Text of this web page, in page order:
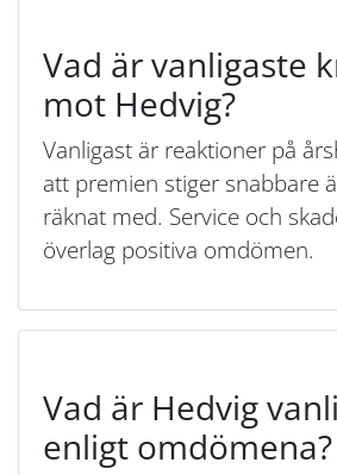
Vad är vanligaste
mot Hedvig?
Vanligast är reaktioner på
att premien stiger snabbare
räknat med. Service och
överlag positiva omdömen.
Vad är Hedvig
enligt omdömena?